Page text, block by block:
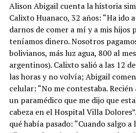
Alison Abigail cuenta la historia
Calixto Huanaco, 32 años: “Ha ido
darnos de comer a mí y a mis hijos
teníamos dinero. Nosotros
bolivianos, más luz agua, 800 al
argentinos). Calixto salió a las 12
las horas y no volvía; Abigail
celular: “No me contestaba.
un paramédico que me dijo que
cabeza en el Hospital Villa
qué había pasado: “Cuando salgo